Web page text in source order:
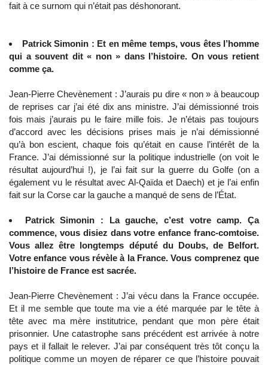
fait à ce surnom qui n’était pas déshonorant.
Patrick Simonin : Et en même temps, vous êtes l’homme
qui a souvent dit « non » dans l’histoire. On vous retient
comme ça.
Jean-Pierre Chevènement : J’aurais pu dire « non » à beaucoup
de reprises car j’ai été dix ans ministre. J’ai démissionné trois
fois mais j’aurais pu le faire mille fois. Je n’étais pas toujours
d’accord avec les décisions prises mais je n’ai démissionné
qu’à bon escient, chaque fois qu’était en cause l’intérêt de la
France. J’ai démissionné sur la politique industrielle (on voit le
résultat aujourd’hui !), je l’ai fait sur la guerre du Golfe (on a
également vu le résultat avec Al-Qaïda et Daech) et je l’ai enfin
fait sur la Corse car la gauche a manqué de sens de l’État.
Patrick Simonin : La gauche, c’est votre camp. Ça
commence, vous disiez dans votre enfance franc-comtoise.
Vous allez être longtemps député du Doubs, de Belfort.
Votre enfance vous révèle à la France. Vous comprenez que
l’histoire de France est sacrée.
Jean-Pierre Chevènement : J’ai vécu dans la France occupée.
Et il me semble que toute ma vie a été marquée par le tête à
tête avec ma mère institutrice, pendant que mon père était
prisonnier. Une catastrophe sans précédent est arrivée à notre
pays et il fallait le relever. J’ai par conséquent très tôt conçu la
politique comme un moyen de réparer ce que l’histoire pouvait